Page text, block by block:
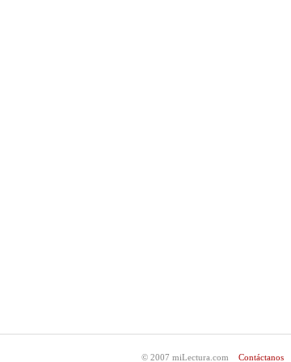
© 2007 miLectura.com Contáctanos